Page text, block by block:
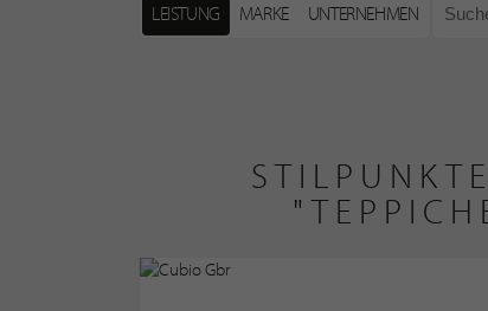
LEISTUNG MARKE UNTERNEHMEN